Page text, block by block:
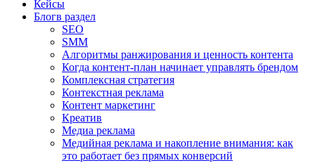
Кейсы
Блогв раздел
SEO
SMM
Алгоритмы ранжирования и ценность контента
Когда контент-план начинает управлять брендом
Комплексная стратегия
Контекстная реклама
Контент маркетинг
Креатив
Медиа реклама
Медийная реклама и накопление внимания: как
это работает без прямых конверсий